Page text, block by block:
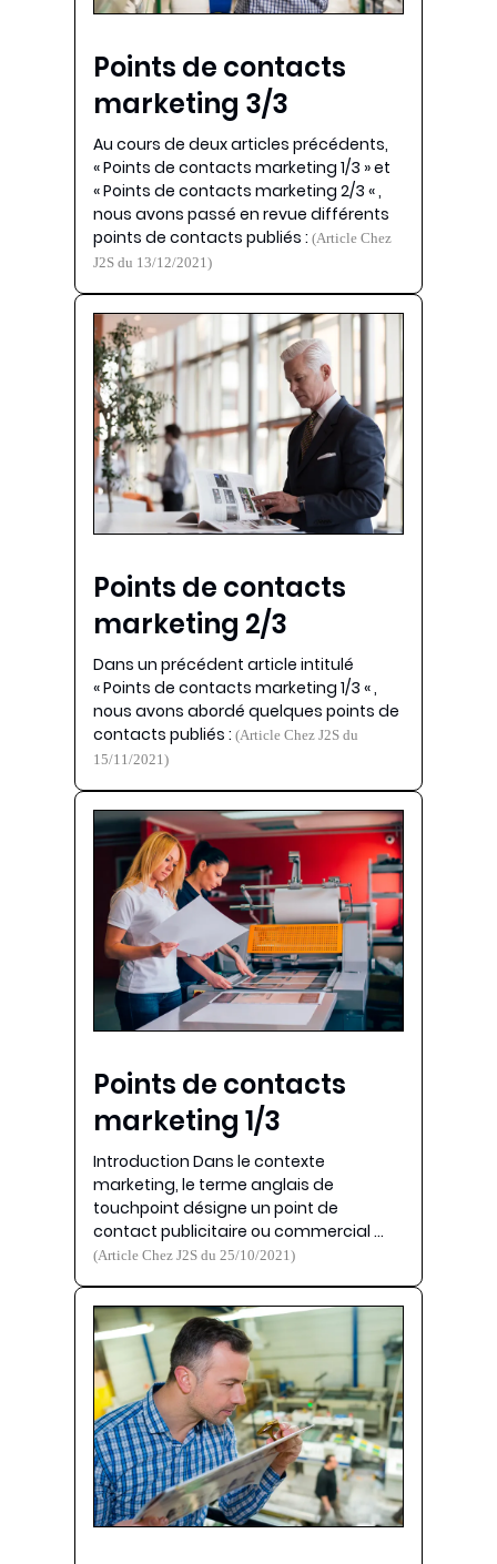
Points de contacts
marketing 3/3
Au cours de deux articles précédents,
« Points de contacts marketing 1/3 » et
« Points de contacts marketing 2/3 « ,
nous avons passé en revue différents
points de contacts publiés :(Article Chez
J2S du 13/12/2021)
Points de contacts
marketing 2/3
Dans un précédent article intitulé
« Points de contacts marketing 1/3 « ,
nous avons abordé quelques points de
contacts publiés :(Article Chez J2S du
15/11/2021)
Points de contacts
marketing 1/3
Introduction Dans le contexte
marketing, le terme anglais de
touchpoint désigne un point de
contact publicitaire ou commercial …
(Article Chez J2S du 25/10/2021)